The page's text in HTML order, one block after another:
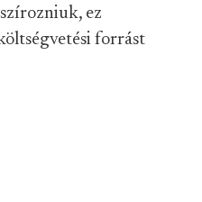
ez
forrást